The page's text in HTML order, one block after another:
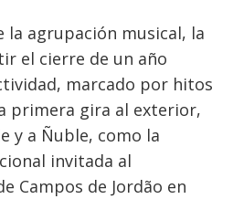
la agrupación musical, la
el cierre de un año
marcado por hitos
primera gira al exterior,
y a Ñuble, como la
invitada al
Campos de Jordão en